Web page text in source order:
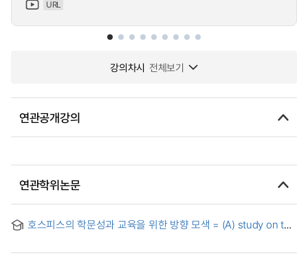
URL
강의차시 전체보기
연관공개강의
연관학위논문
호스피스의 학문성과 교육을 위한 방향 모색 = (A) study on the